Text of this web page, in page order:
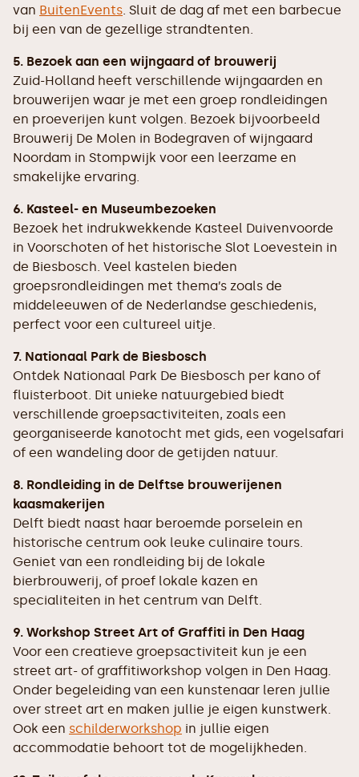
van BuitenEvents. Sluit de dag af met een barbecue
bij een van de gezellige strandtenten.
5. Bezoek aan een wijngaard of brouwerij
Zuid-Holland heeft verschillende wijngaarden en
brouwerijen waar je met een groep rondleidingen
en proeverijen kunt volgen. Bezoek bijvoorbeeld
Brouwerij De Molen in Bodegraven of wijngaard
Noordam in Stompwijk voor een leerzame en
smakelijke ervaring.
6. Kasteel- en Museumbezoeken
Bezoek het indrukwekkende Kasteel Duivenvoorde
in Voorschoten of het historische Slot Loevestein in
de Biesbosch. Veel kastelen bieden
groepsrondleidingen met thema’s zoals de
middeleeuwen of de Nederlandse geschiedenis,
perfect voor een cultureel uitje.
7. Nationaal Park de Biesbosch
Ontdek Nationaal Park De Biesbosch per kano of
fluisterboot. Dit unieke natuurgebied biedt
verschillende groepsactiviteiten, zoals een
georganiseerde kanotocht met gids, een vogelsafari
of een wandeling door de getijden natuur.
8. Rondleiding in de Delftse brouwerijenen
kaasmakerijen
Delft biedt naast haar beroemde porselein en
historische centrum ook leuke culinaire tours.
Geniet van een rondleiding bij de lokale
bierbrouwerij, of proef lokale kazen en
specialiteiten in het centrum van Delft.
9. Workshop Street Art of Graffiti in Den Haag
Voor een creatieve groepsactiviteit kun je een
street art- of graffitiworkshop volgen in Den Haag.
Onder begeleiding van een kunstenaar leren jullie
over street art en maken jullie je eigen kunstwerk.
Ook een schilderworkshop in jullie eigen
accommodatie behoort tot de mogelijkheden.